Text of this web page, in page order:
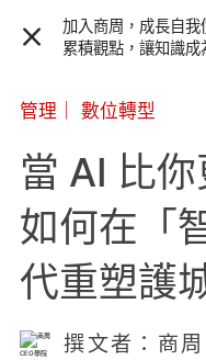
加入商周，成長自我
累積觀點，讓知識成
管理 數位轉型
當 AI 比
如何在「
代重塑護
撰文者：商